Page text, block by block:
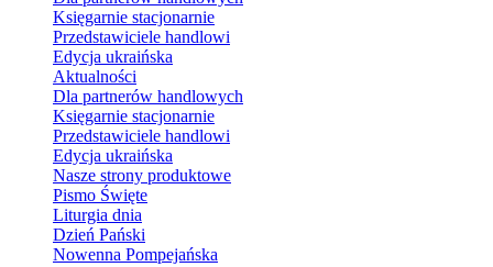
Księgarnie stacjonarnie
Przedstawiciele handlowi
Edycja ukraińska
Aktualności
Dla partnerów handlowych
Księgarnie stacjonarnie
Przedstawiciele handlowi
Edycja ukraińska
Nasze strony produktowe
Pismo Święte
Liturgia dnia
Dzień Pański
Nowenna Pompejańska